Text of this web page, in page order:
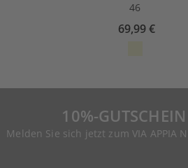
46
69,99 €
10%-
Melden Sie sich jetzt zum VIA